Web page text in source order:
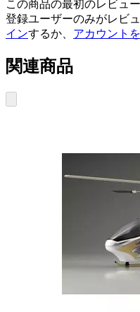
この商品の最初のレビュ
登録ユーザーのみがレビ
インするか、 アカウント
関連商品